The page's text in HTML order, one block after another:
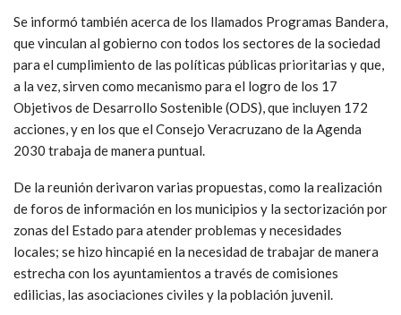
Se informó también acerca de los llamados Programas Bandera,
que vinculan al gobierno con todos los sectores de la sociedad
para el cumplimiento de las políticas públicas prioritarias y que,
a la vez, sirven como mecanismo para el logro de los 17
Objetivos de Desarrollo Sostenible (ODS), que incluyen 172
acciones, y en los que el Consejo Veracruzano de la Agenda
2030 trabaja de manera puntual.
De la reunión derivaron varias propuestas, como la realización
de foros de información en los municipios y la sectorización por
zonas del Estado para atender problemas y necesidades
locales; se hizo hincapié en la necesidad de trabajar de manera
estrecha con los ayuntamientos a través de comisiones
edilicias, las asociaciones civiles y la población juvenil.